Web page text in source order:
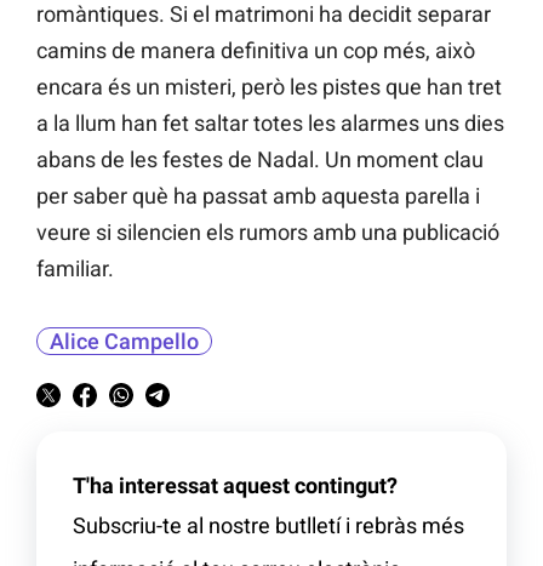
romàntiques. Si el matrimoni ha decidit separar
camins de manera definitiva un cop més, això
encara és un misteri, però les pistes que han tret
a la llum han fet saltar totes les alarmes uns dies
abans de les festes de Nadal. Un moment clau
per saber què ha passat amb aquesta parella i
veure si silencien els rumors amb una publicació
familiar.
Alice Campello
T'ha interessat aquest contingut?
Subscriu-te al nostre butlletí i rebràs més